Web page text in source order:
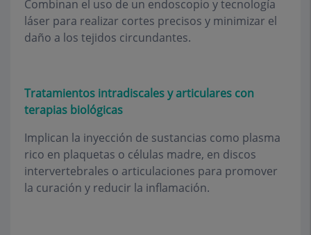
Combinan el uso de un endoscopio y tecnología
láser para realizar cortes precisos y minimizar el
daño a los tejidos circundantes.
Tratamientos intradiscales y articulares con
terapias biológicas
Implican la inyección de sustancias como plasma
rico en plaquetas o células madre, en discos
intervertebrales o articulaciones para promover
la curación y reducir la inflamación.